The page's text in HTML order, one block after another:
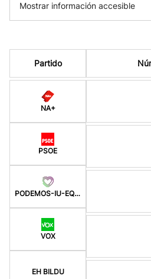
Mostrar información accesible
Partido
NA+
PSOE
PODEMOS-IU-EQUO-BATZ
VOX
EH BILDU